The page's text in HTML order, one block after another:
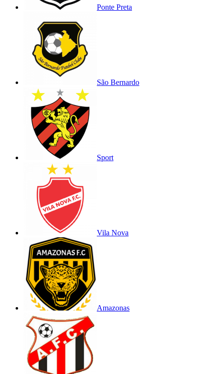
Ponte Preta
São Bernardo
Sport
Vila Nova
Amazonas